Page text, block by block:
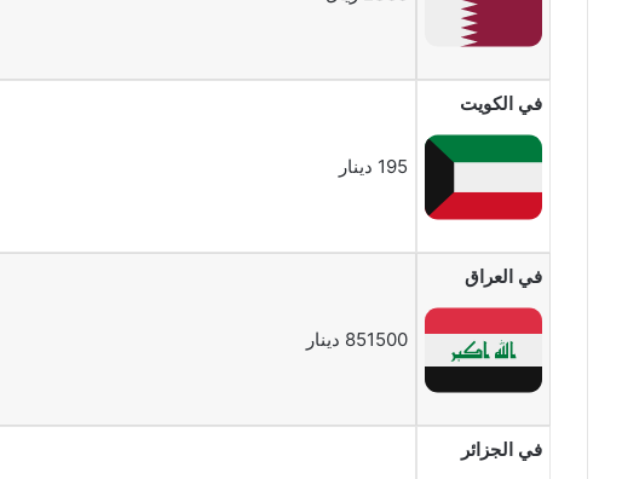
في الكويت
195 دينار
في العراق
851500 دينار
في الجزائر